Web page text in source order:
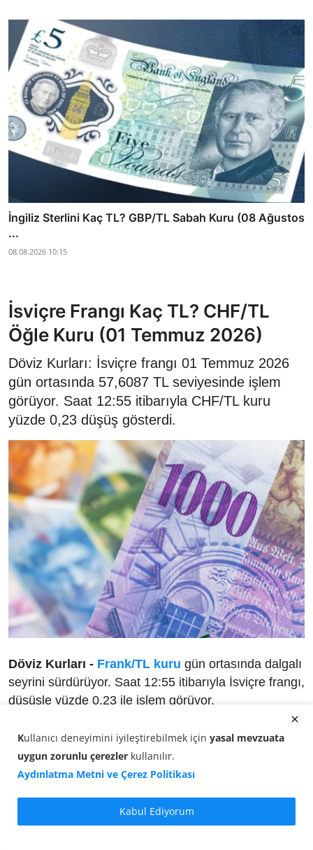
İngiliz Sterlini Kaç TL? GBP/TL Sabah Kuru (08 Ağustos
...
08.08.2026 10:15
İsviçre Frangı Kaç TL? CHF/TL
Öğle Kuru (01 Temmuz 2026)
Döviz Kurları: İsviçre frangı 01 Temmuz 2026
gün ortasında 57,6087 TL seviyesinde işlem
görüyor. Saat 12:55 itibarıyla CHF/TL kuru
yüzde 0,23 düşüş gösterdi.
Döviz Kurları - Frank/TL kuru gün ortasında dalgalı
seyrini sürdürüyor. Saat 12:55 itibarıyla İsviçre frangı,
düşüşle yüzde 0,23 ile işlem görüyor.
Bu saatlerde döviz piyasasında:
57,6087 TL
Kullanıcı deneyimini iyileştirebilmek için yasal mevzuata
uygun zorunlu çerezler kullanılır.
Aydınlatma Metni ve Çerez Politikası
Kabul Ediyorum